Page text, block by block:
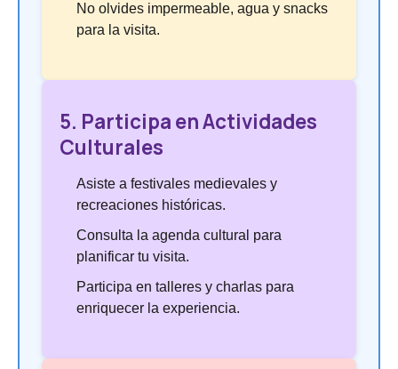
No olvides impermeable, agua y snacks
para la visita.
5. Participa en Actividades
Culturales
Asiste a festivales medievales y
recreaciones históricas.
Consulta la agenda cultural para
planificar tu visita.
Participa en talleres y charlas para
enriquecer la experiencia.